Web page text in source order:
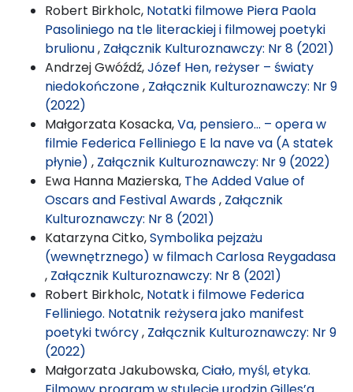
Robert Birkholc, Notatki filmowe Piera Paola
Pasoliniego na tle literackiej i filmowej poetyki
brulionu, Załącznik Kulturoznawczy: Nr 8 (2021)
Andrzej Gwóźdź,Józef Hen, reżyser – światy
niedokończone, Załącznik Kulturoznawczy: Nr 9
(2022)
Małgorzata Kosacka,Va, pensiero… – opera w
filmie Federica Felliniego E la nave va (A statek
płynie) , Załącznik Kulturoznawczy: Nr 9 (2022)
Ewa Hanna Mazierska, The Added Value of
Oscars and Festival Awards, Załącznik
Kulturoznawczy: Nr 8 (2021)
Katarzyna Citko,Symbolika pejzażu
(wewnętrznego) w filmach Carlosa Reygadasa
, Załącznik Kulturoznawczy: Nr 8 (2021)
Robert Birkholc, Notatk i filmowe Federica
Felliniego. Notatnik reżysera jako manifest
poetyki twórcy, Załącznik Kulturoznawczy: Nr 9
(2022)
Małgorzata Jakubowska,Ciało, myśl, etyka.